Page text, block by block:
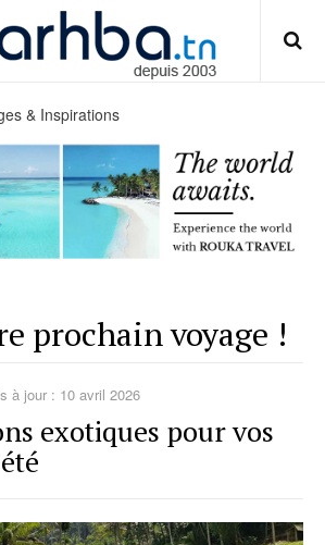
full-time-result
& Inspirations
prochain voyage !
à jour : 10 avril 2026
exotiques pour vos